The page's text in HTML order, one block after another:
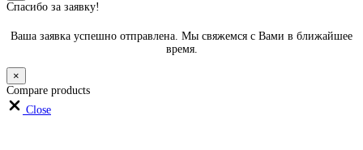
Спасибо за заявку!
Ваша заявка успешно отправлена. Мы свяжемся с Вами в ближайшее
время.
×
Compare products
Close